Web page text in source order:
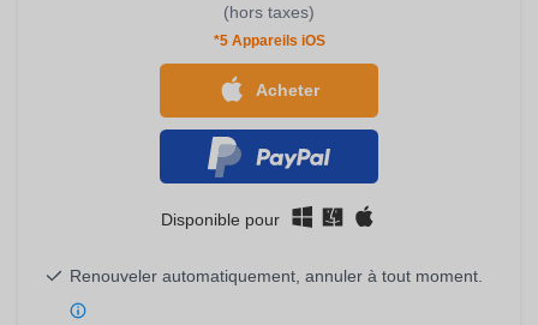
(hors taxes)
*5 Appareils iOS
Acheter
Disponible pour
Renouveler automatiquement, annuler à tout moment.